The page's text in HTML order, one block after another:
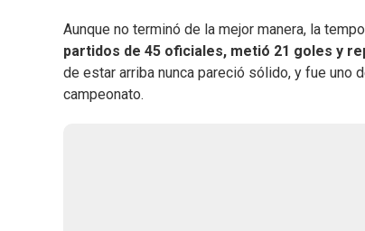
Aunque no terminó de la mejor manera, la
partidos de 45 oficiales, metió 21 goles y
de estar arriba nunca pareció sólido, y fue uno
campeonato.